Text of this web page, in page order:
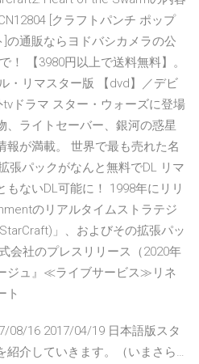
[クラフトパンチ ポップ
の通販ならヨドバシカメラの公
！ 【3980円以上で送料無料】。
・リマスター版 【dvd】／デビ
ドラマ スター・ウォーズに登場
、ライトセーバー、銀河の惑星
報が満載。 世界で最も売れた名
張パックがなんと無料でDL リマ
ないDL可能に！ 1998年にリリ
のリアルタイムストラテジ
」、およびその拡張パッ
会社のプレスリリース（2020年
ジュ』≪ライブサービス≫リネ
ト
08/16 2017/04/19 日本語版スタ
紹介していきます。（いまさら…